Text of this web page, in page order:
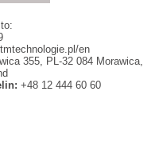
en
355 PL-32 084 Morawica,
+48 12 444 60 60